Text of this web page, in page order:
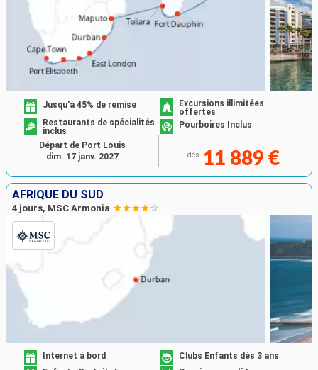
Jusqu'à 45% de remise
Excursions illimitées
offertes
Restaurants de spécialités
inclus
Pourboires Inclus
dès 11 889 €
Départ de Port Louis
dim. 17 janv. 2027
AFRIQUE DU SUD
4 jours, MSC Armonia
Internet à bord
Clubs Enfants dès 3 ans